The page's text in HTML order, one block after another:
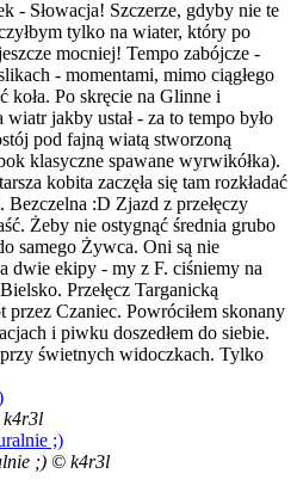
- Słowacja! Szczerze, gdyby nie te
tylko na wiater, który po
mocniej! Tempo zabójcze -
- momentami, mimo ciągłego
koła. Po skręcie na Glinne i
jakby ustał - za to tempo było
pod fajną wiatą stworzoną
klasyczne spawane wyrwikółka).
kobita zaczęła się tam rozkładać
:D Zjazd z przełęczy
Żeby nie ostygnąć średnia grubo
samego Żywca. Oni są nie
dwie ekipy - my z F. ciśniemy na
Przełęcz Targanicką
przez Czaniec. Powróciłem skonany
i piwku doszedłem do siebie.
świetnych widoczkach. Tylko
k4r3l
;) © k4r3l